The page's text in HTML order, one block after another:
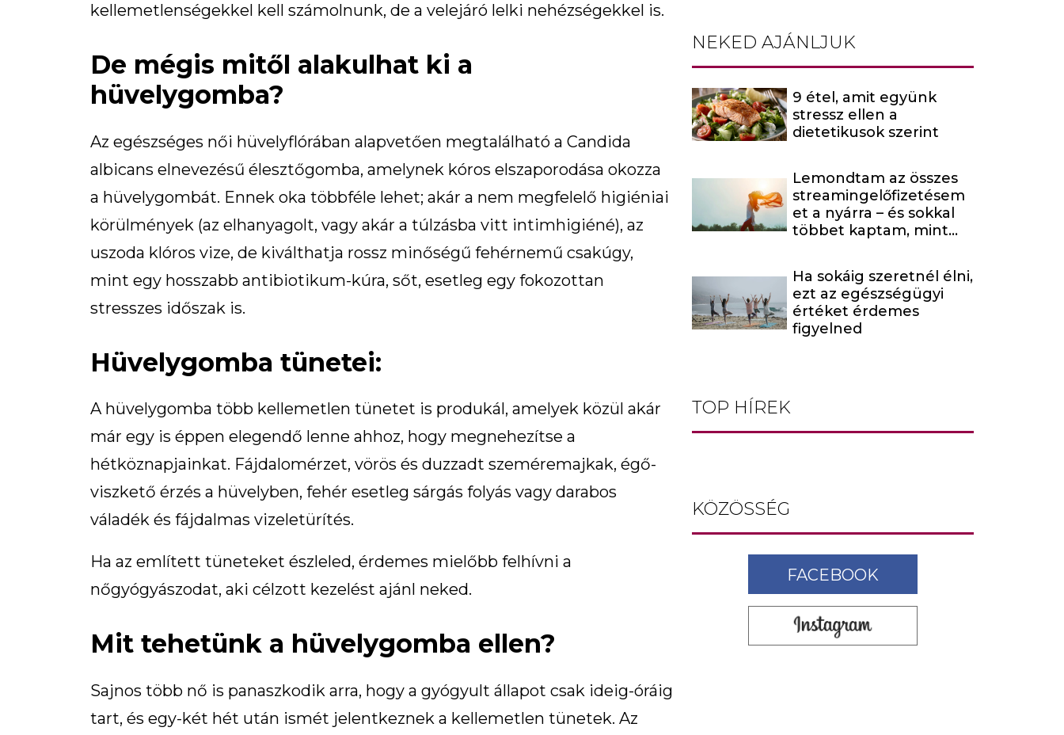
kellemetlenségekkel kell számolnunk, de a velejáró lelki nehézségekkel is.
De mégis mitől alakulhat ki a
hüvelygomba?
Az egészséges női hüvelyflórában alapvetően megtalálható a Candida
albicans elnevezésű élesztőgomba, amelynek kóros elszaporodása okozza
a hüvelygombát. Ennek oka többféle lehet; akár a nem megfelelő higiéniai
körülmények (az elhanyagolt, vagy akár a túlzásba vitt intimhigiéné), az
uszoda klóros vize, de kiválthatja rossz minőségű fehérnemű csakúgy,
mint egy hosszabb antibiotikum-kúra, sőt, esetleg egy fokozottan
stresszes időszak is.
Hüvelygomba tünetei:
A hüvelygomba több kellemetlen tünetet is produkál, amelyek közül akár
már egy is éppen elegendő lenne ahhoz, hogy megnehezítse a
hétköznapjainkat. Fájdalomérzet, vörös és duzzadt szeméremajkak, égő-
viszkető érzés a hüvelyben, fehér esetleg sárgás folyás vagy darabos
váladék és fájdalmas vizeletürítés.
Ha az említett tüneteket észleled, érdemes mielőbb felhívni a
nőgyógyászodat, aki célzott kezelést ajánl neked.
Mit tehetünk a hüvelygomba ellen?
Sajnos több nő is panaszkodik arra, hogy a gyógyult állapot csak ideig-óráig
tart, és egy-két hét után ismét jelentkeznek a kellemetlen tünetek. Az
NEKED AJÁNLJUK
9 étel, amit együnk
stressz ellen a
dietetikusok szerint
Lemondtam az összes
streamingelőfizetésem
et a nyárra – és sokkal
többet kaptam, mint
Ha sokáig szeretnél élni,
ezt az egészségügyi
értéket érdemes
figyelned
TOP HÍREK
KÖZÖSSÉG
FACEBOOK